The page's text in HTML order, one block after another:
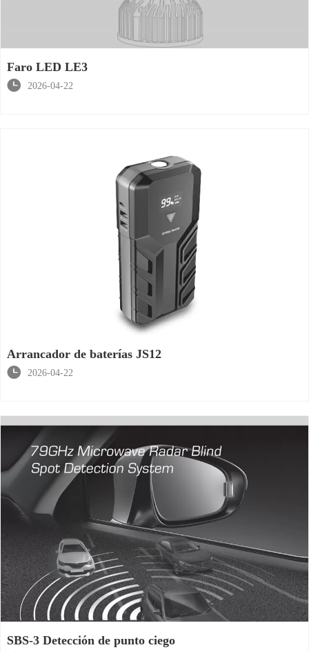
Faro LED LE3

2026-04-22
Arrancador de baterías JS12

2026-04-22
SBS-3 Detección de punto ciego